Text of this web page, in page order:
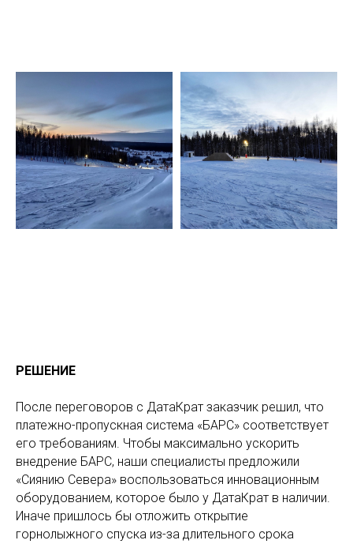
РЕШЕНИЕ
После переговоров с ДатаКрат заказчик решил, что
платежно-пропускная система «БАРС» соответствует
его требованиям. Чтобы максимально ускорить
внедрение БАРС, наши специалисты предложили
«Сиянию Севера» воспользоваться инновационным
оборудованием, которое было у ДатаКрат в наличии.
Иначе пришлось бы отложить открытие
горнолыжного спуска из-за длительного срока